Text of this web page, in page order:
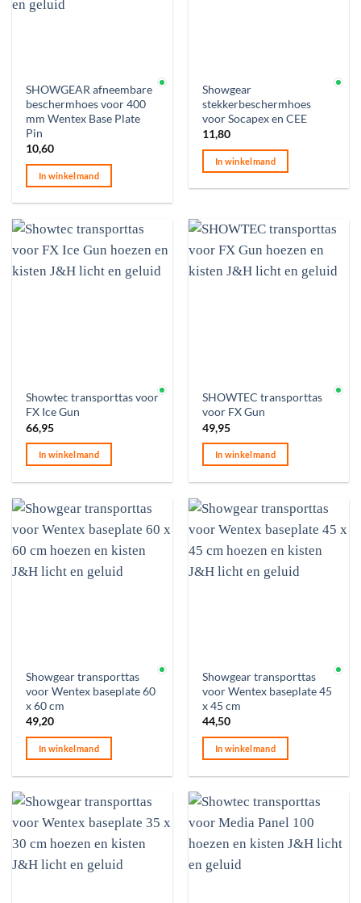
Op voorraad
SHOWGEAR afneembare
beschermhoes voor 400
mm Wentex Base Plate
Pin
10,60
In winkelmand
Op voorraad
Showgear
stekkerbeschermhoes
voor Socapex en CEE
11,80
In winkelmand
Op voorraad
Showtec transporttas voor
FX Ice Gun
66,95
In winkelmand
Op voorraad
SHOWTEC transporttas
voor FX Gun
49,95
In winkelmand
Op voorraad
Showgear transporttas
voor Wentex baseplate 60
x 60 cm
49,20
In winkelmand
Op voorraad
Showgear transporttas
voor Wentex baseplate 45
x 45 cm
44,50
In winkelmand